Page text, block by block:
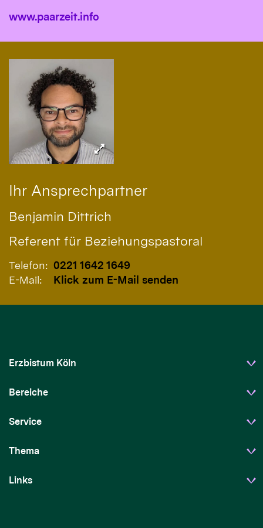
www.paarzeit.info
Ihr Ansprechpartner
Benjamin Dittrich
Referent für Beziehungspastoral
Telefon: 0221 1642 1649
E-Mail:
Klick zum E-Mail senden
Erzbistum Köln
Bereiche
Service
Thema
Links